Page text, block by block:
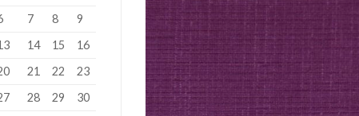
7 8
9
14 15
16
21 22
23
28 29
30